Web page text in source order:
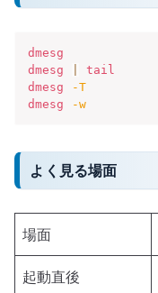
dmesg
dmesg
tail
dmesg
-T
dmesg
-w
よく見る場面
場面
起動直後